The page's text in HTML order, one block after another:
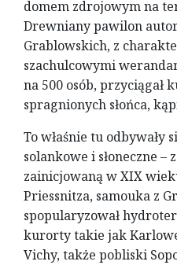
domem zdrojowym na
Drewniany pawilon
Grablowskich, z
szachulcowymi
na 500 osób, przyciągał
spragnionych słońca,
To właśnie tu odbywały
solankowe i słoneczne –
zainicjowaną w XIX
Priessnitza, samouka z
spopularyzował
kurorty takie jak
Vichy, także pobliski